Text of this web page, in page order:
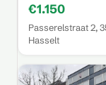
€1.150
Passerelstraat 2,
Hasselt